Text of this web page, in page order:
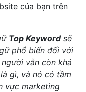
của bạn trên
Top Keywordsẽ
phổ biến đối với
vẫn còn khá
gì, và nó có tầm
vực marketing